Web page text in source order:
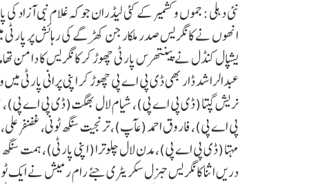
نئی دہلی :جموں و کشمیر کے کئی لیڈران جو کہ غلام نبی آزاد
انھوں نے کانگریس صدر ملکارجن کھڑگے کی رہائش پر پارٹی
یشپال کنڈل نے پینتھرس پارٹی چھوڑ کر کانگریس کا دامن
عبدالراشد ڈار بھی ڈی پی اے پی چھوڑ کر اپنی پرانی
نریش گپتا (ڈی پی اے پی)، شیام لال بھگت (ڈی پی اے پی)،
پی اے پی)، فاروق احمد (عآپ)، ترنجیت سنگھ ٹونی، غضنفر
مہتا (ڈی پی اے پی)، مدن لال چلوترا (اپنی پارٹی)، ہمت
دریں اثنا کانگریس جنرل سکریٹری جئے رام رمیش نے ایک